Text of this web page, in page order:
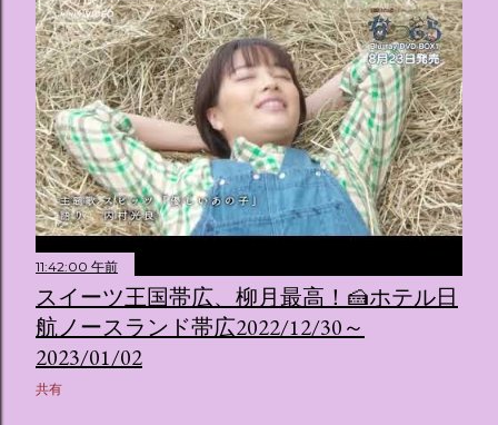
11:42:00 午前
スイーツ王国帯広、柳月最高！🍰ホテル日
航ノースランド帯広2022/12/30～
2023/01/02
共有